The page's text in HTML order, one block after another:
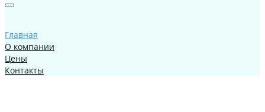
Главная
О компании
Цены
Контакты